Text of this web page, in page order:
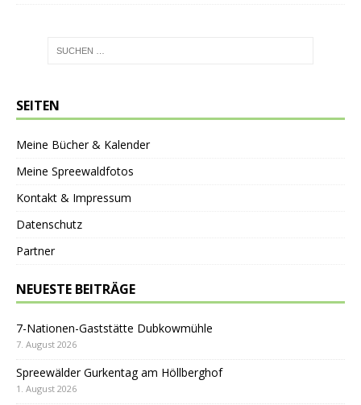
SEITEN
Meine Bücher & Kalender
Meine Spreewaldfotos
Kontakt & Impressum
Datenschutz
Partner
NEUESTE BEITRÄGE
7-Nationen-Gaststätte Dubkowmühle
7. August 2026
Spreewälder Gurkentag am Höllberghof
1. August 2026